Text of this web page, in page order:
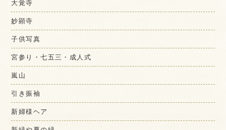
大覚寺
妙顕寺
子供写真
宮参り・七五三・成人式
嵐山
引き振袖
新婦様ヘア